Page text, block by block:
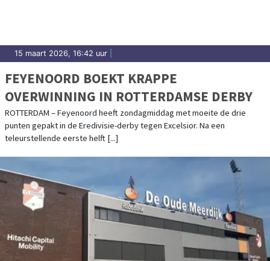
15 maart 2026, 16:42 uur
FEYENOORD BOEKT KRAPPE
OVERWINNING IN ROTTERDAMSE DERBY
ROTTERDAM – Feyenoord heeft zondagmiddag met moeite de drie
punten gepakt in de Eredivisie-derby tegen Excelsior. Na een
teleurstellende eerste helft [...]